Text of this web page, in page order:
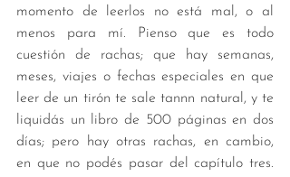
momento de leerlos no está mal, o al
menos para mí. Pienso que es todo
cuestión de rachas; que hay semanas,
meses, viajes o fechas especiales en que
leer de un tirón te sale tannn natural, y te
liquidás un libro de 500 páginas en dos
días; pero hay otras rachas, en cambio,
en que no podés pasar del capítulo tres.